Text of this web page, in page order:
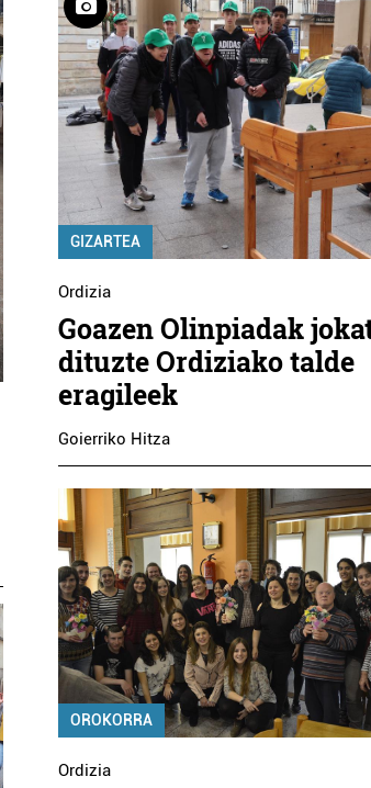
GIZARTEA
Ordizia
Goazen Olinpiadak
dituzte Ordiziako talde
eragileek
Goierriko Hitza
OROKORRA
Ordizia